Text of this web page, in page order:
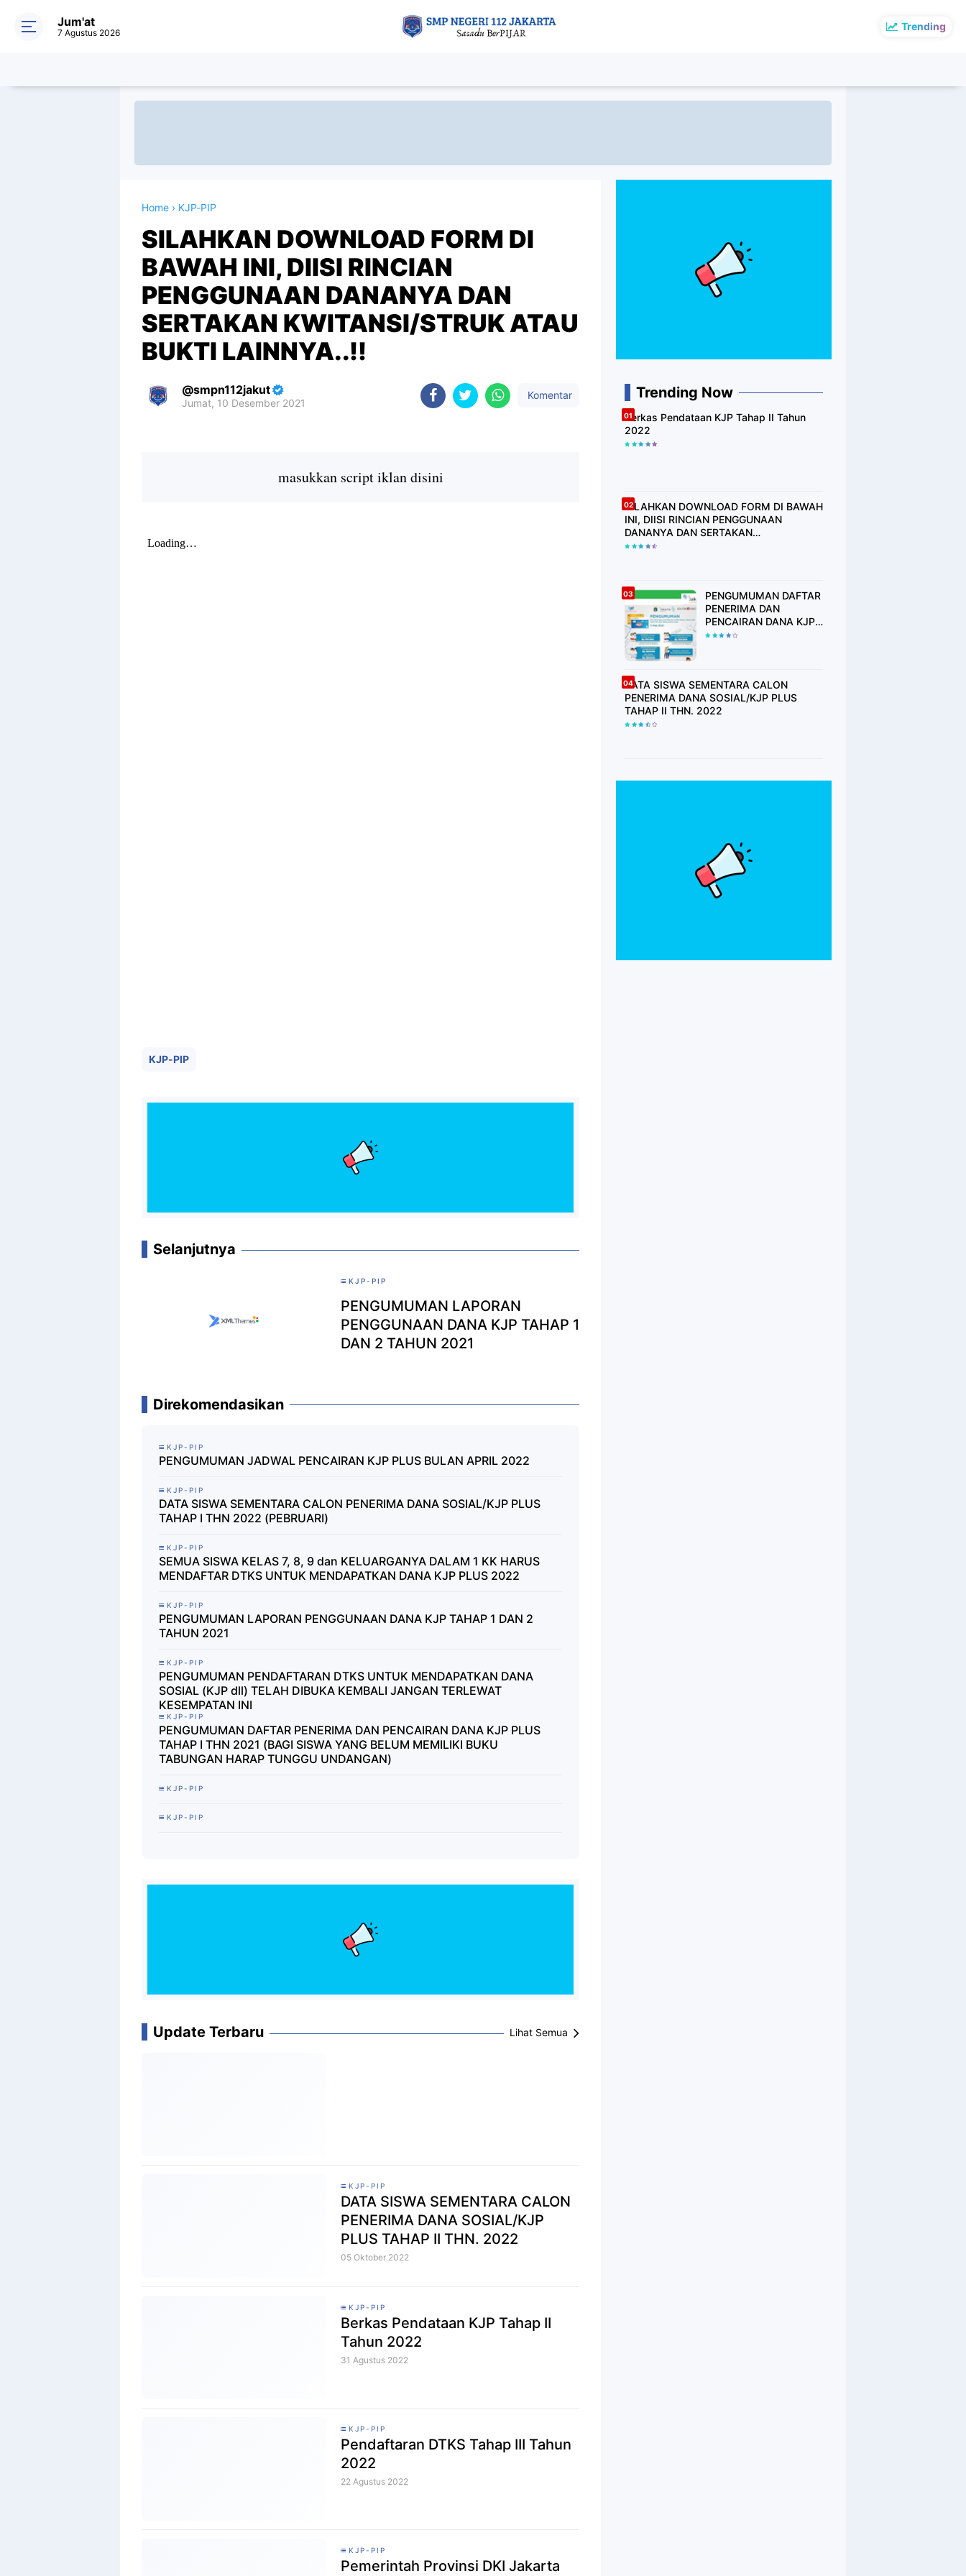
Trending
Jum'at
7 Agustus 2026
Home › KJP-PIP
SILAHKAN DOWNLOAD FORM DI
BAWAH INI, DIISI RINCIAN
PENGGUNAAN DANANYA DAN
SERTAKAN KWITANSI/STRUK ATAU
BUKTI LAINNYA..!!
smpn112jakut
Jumat, 10 Desember 2021
Komentar
masukkan script iklan disini
KJP-PIP
Selanjutnya
KJP-PIP
PENGUMUMAN LAPORAN
PENGGUNAAN DANA KJP TAHAP 1
DAN 2 TAHUN 2021
Direkomendasikan
KJP-PIP
PENGUMUMAN JADWAL PENCAIRAN KJP PLUS BULAN APRIL 2022
KJP-PIP
DATA SISWA SEMENTARA CALON PENERIMA DANA SOSIAL/KJP PLUS
TAHAP I THN 2022 (PEBRUARI)
KJP-PIP
SEMUA SISWA KELAS 7, 8, 9 dan KELUARGANYA DALAM 1 KK HARUS
MENDAFTAR DTKS UNTUK MENDAPATKAN DANA KJP PLUS 2022
KJP-PIP
PENGUMUMAN LAPORAN PENGGUNAAN DANA KJP TAHAP 1 DAN 2
TAHUN 2021
KJP-PIP
PENGUMUMAN PENDAFTARAN DTKS UNTUK MENDAPATKAN DANA
SOSIAL (KJP dll) TELAH DIBUKA KEMBALI JANGAN TERLEWAT
KESEMPATAN INI
KJP-PIP
PENGUMUMAN DAFTAR PENERIMA DAN PENCAIRAN DANA KJP PLUS
TAHAP I THN 2021 (BAGI SISWA YANG BELUM MEMILIKI BUKU
TABUNGAN HARAP TUNGGU UNDANGAN)
KJP-PIP
KJP-PIP
Update Terbaru Lihat Semua
KJP-PIP
DATA SISWA SEMENTARA CALON
PENERIMA DANA SOSIAL/KJP
PLUS TAHAP II THN. 2022
05 Oktober 2022
KJP-PIP
Berkas Pendataan KJP Tahap II
Tahun 2022
31 Agustus 2022
KJP-PIP
Pendaftaran DTKS Tahap III Tahun
2022
22 Agustus 2022
KJP-PIP
Pemerintah Provinsi DKI Jakarta
Trending Now
Berkas Pendataan KJP Tahap II Tahun
2022
SILAHKAN DOWNLOAD FORM DI BAWAH
INI, DIISI RINCIAN PENGGUNAAN
DANANYA DAN SERTAKAN
KWITANSI/STRUK ATAU BUKTI
PENGUMUMAN DAFTAR
PENERIMA DAN
PENCAIRAN DANA KJP
PLUS TAHAP I THN
HARAP TUNGGU
UNDANGAN)
DATA SISWA SEMENTARA CALON
PENERIMA DANA SOSIAL/KJP PLUS
TAHAP II THN. 2022